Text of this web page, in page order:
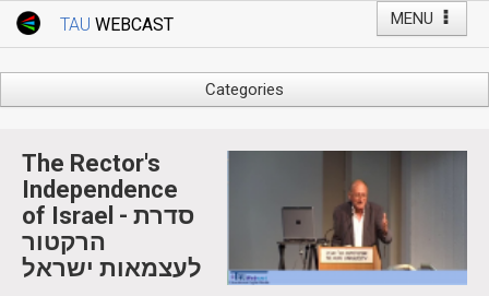
MENU
TAU WEBCAST
Webcast: Courses
Live Webcast
TAU General Events
Faculty Events
Categories
Business & Management
Computers
Education
Faculty Events
Faculty of Law
The Rector's
Independence
of Israel - סדרת
הרקטור
לעצמאות ישראל